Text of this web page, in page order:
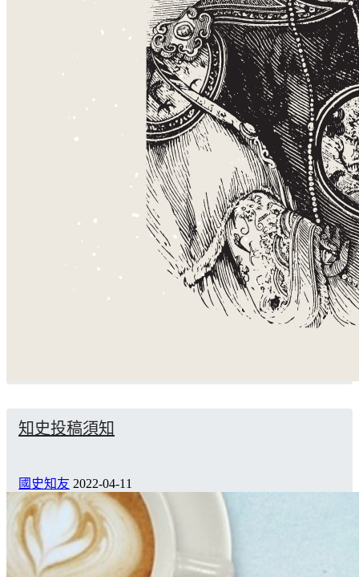
知史投稿須知
國史知友 2022-04-11